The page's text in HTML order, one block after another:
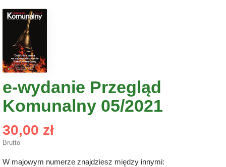
e-wydanie Przegląd
Komunalny 05/2021
30,00 zł
Brutto
W majowym numerze znajdziesz między innymi: